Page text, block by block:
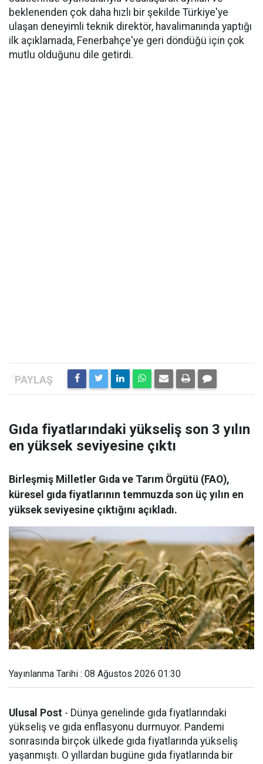
beklenenden çok daha hızlı bir şekilde Türkiye'ye
ulaşan deneyimli teknik direktör, havalimanında yaptığı
ilk açıklamada, Fenerbahçe'ye geri döndüğü için çok
mutlu olduğunu dile getirdi.
Gıda fiyatlarındaki yükseliş son 3 yılın
en yüksek seviyesine çıktı
Birleşmiş Milletler Gıda ve Tarım Örgütü (FAO),
küresel gıda fiyatlarının temmuzda son üç yılın en
yüksek seviyesine çıktığını açıkladı.
Yayınlanma Tarihi : 08 Ağustos 2026 01:30
Ulusal Post - Dünya genelinde gıda fiyatlarındaki
yükseliş ve gıda enflasyonu durmuyor. Pandemi
sonrasında birçok ülkede gıda fiyatlarında yükseliş
yaşanmıştı. O yıllardan bugüne gıda fiyatlarında bir